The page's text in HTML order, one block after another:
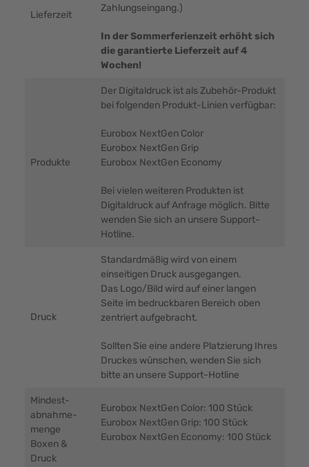
Lieferzeit
Zahlungseingang.)
In der Sommerferienzeit erhöht sich
die garantierte Lieferzeit auf 4
Wochen!
Produkte
Der Digitaldruck ist als Zubehör-Produkt
bei folgenden Produkt-Linien verfügbar:
Eurobox NextGen Color
Eurobox NextGen Grip
Eurobox NextGen Economy
Bei vielen weiteren Produkten ist
Digitaldruck auf Anfrage möglich. Bitte
wenden Sie sich an unsere Support-
Hotline.
Druck
Standardmäßig wird von einem
einseitigen Druck ausgegangen.
Das Logo/Bild wird auf einer langen
Seite im bedruckbaren Bereich oben
zentriert aufgebracht.
Sollten Sie eine andere Platzierung Ihres
Druckes wünschen, wenden Sie sich
bitte an unsere Support-Hotline
Mindest-
abnahme-
menge
Boxen &
Druck
Eurobox NextGen Color: 100 Stück
Eurobox NextGen Grip: 100 Stück
Eurobox NextGen Economy: 100 Stück